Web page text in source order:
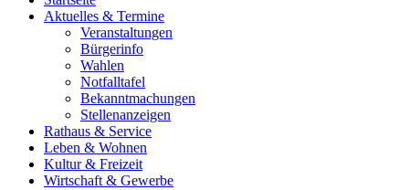
Aktuelles & Termine
Veranstaltungen
Bürgerinfo
Wahlen
Notfalltafel
Bekanntmachungen
Stellenanzeigen
Rathaus & Service
Leben & Wohnen
Kultur & Freizeit
Wirtschaft & Gewerbe